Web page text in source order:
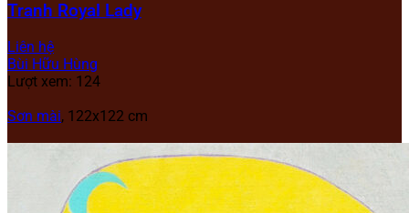
Tranh Royal Lady
Liên hệ
Bùi Hữu Hùng
Lượt xem: 124
Sơn mài, 122x122 cm